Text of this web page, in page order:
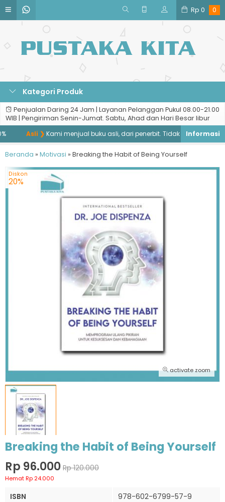
Rp 0 0
Kategori Produk
Penjualan Daring 24 Jam | Layanan Pelanggan Pukul 08.00-21.00
WIB | Pengiriman Senin-Jumat. Sabtu, Ahad dan Hari Besar libur
Asli ❯ Kami menjual buku asli, dari penerbit. Tidak menjual buku
Beranda » Motivasi » Breaking the Habit of Being Yourself
activate zoom
Diskon
20%
Breaking the Habit of Being Yourself
Rp 96.000 Rp 120.000
Hemat Rp 24.000
ISBN
978-602-6799-57-9